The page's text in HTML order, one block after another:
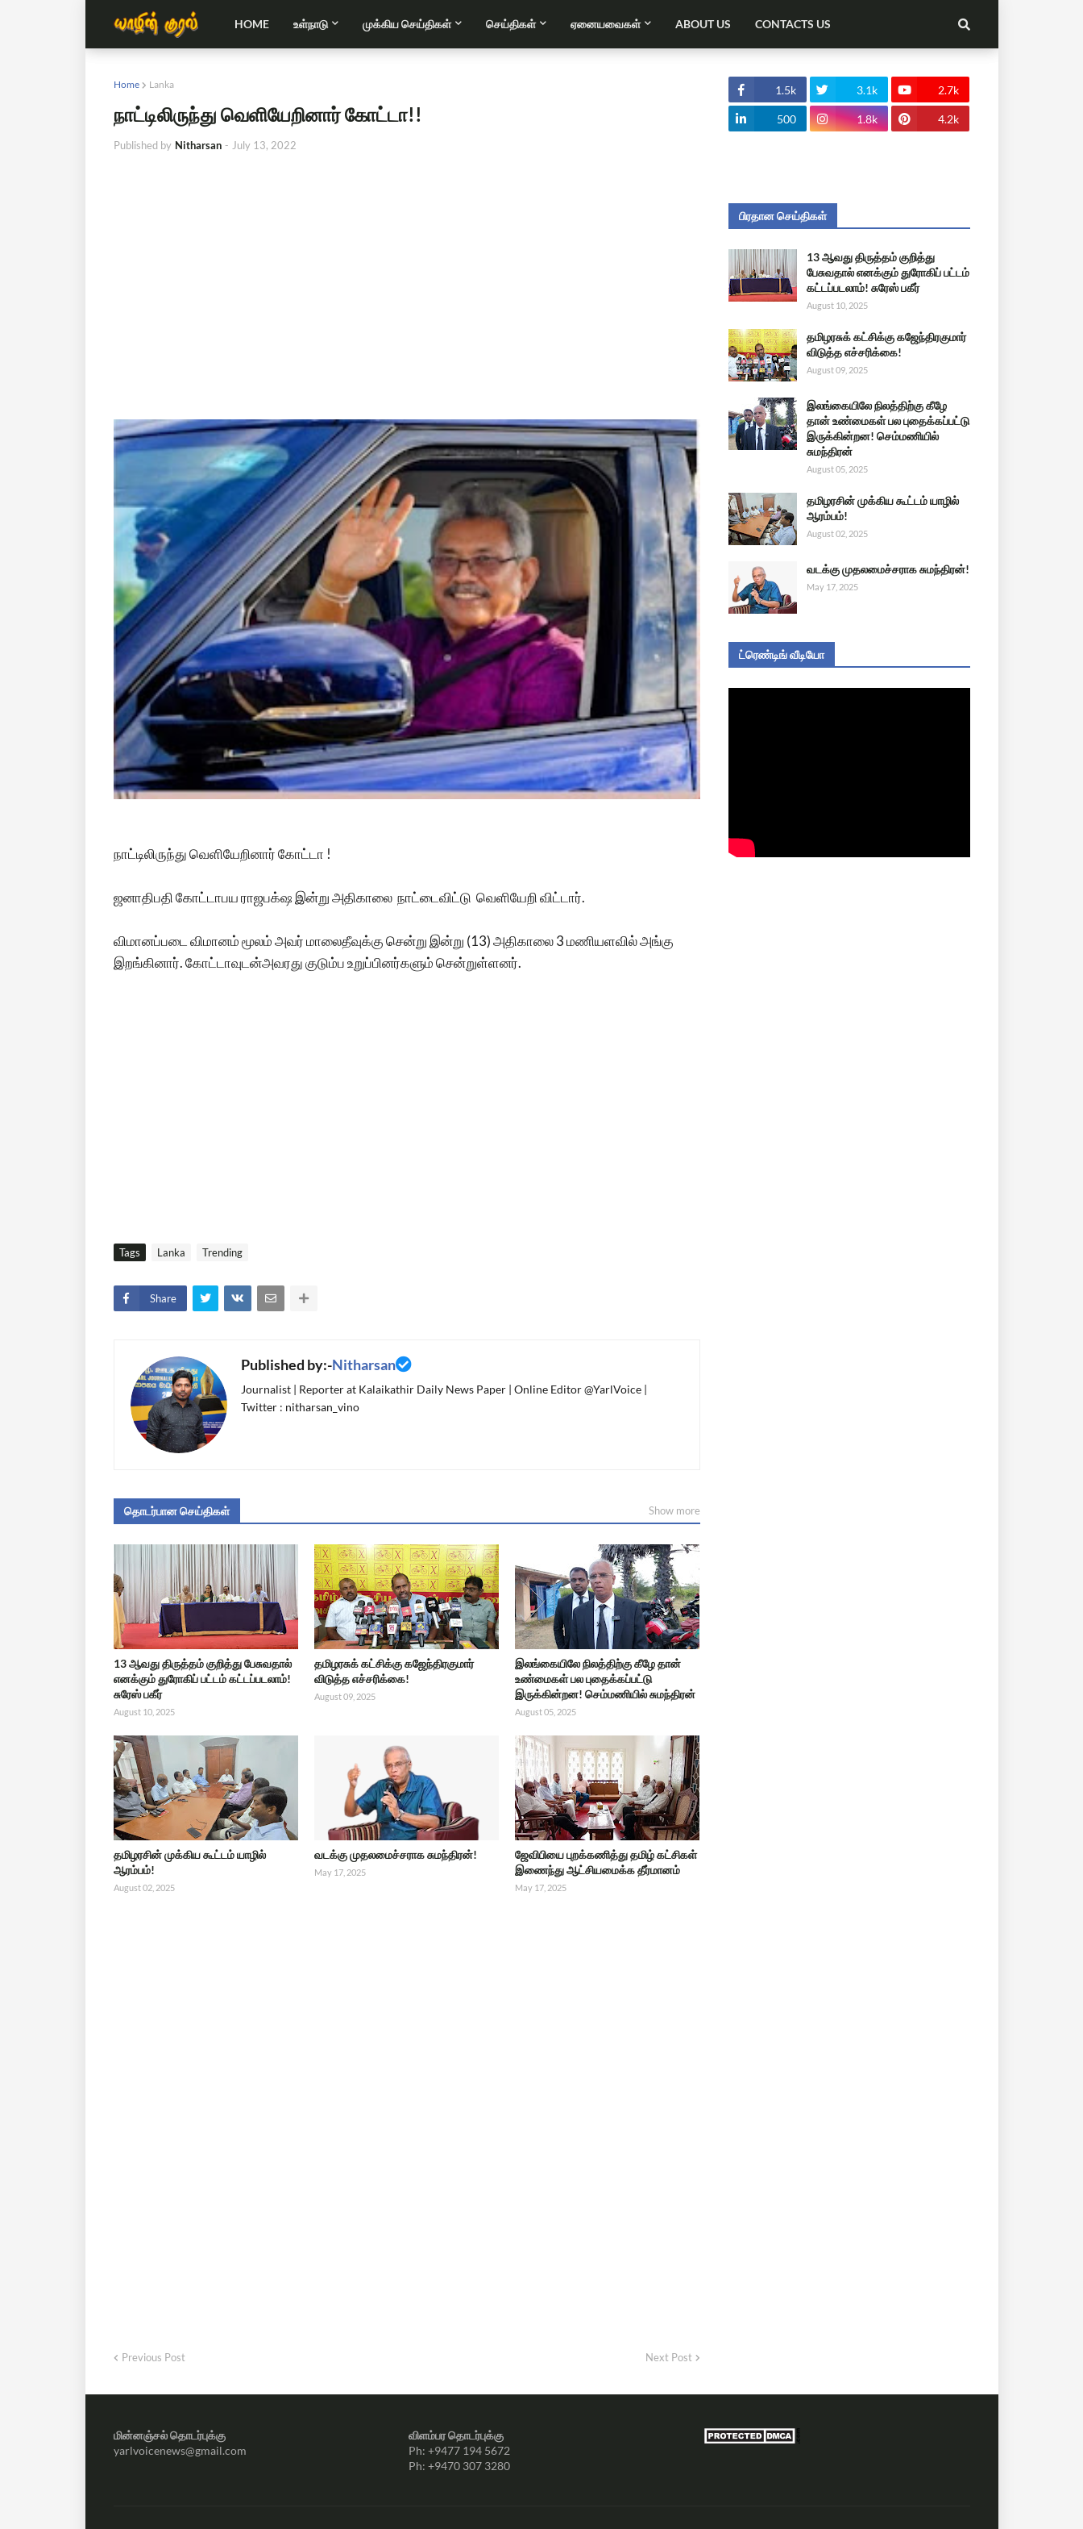
HOME உள்நாடு முக்கிய செய்திகள் செய்திகள் ஏனையவைகள் ABOUT US CONTACTS US
Home Lanka
நாட்டிலிருந்து வெளியேறினார் கோட்டா!!
Published by Nitharsan - July 13, 2022
நாட்டிலிருந்து வெளியேறினார் கோட்டா !
ஜனாதிபதி கோட்டாபய ராஜபக்‌ஷ இன்று அதிகாலை நாட்டைவிட்டு வெளியேறி விட்டார்.
விமானப்படை விமானம் மூலம் அவர் மாலைதீவுக்கு சென்று இன்று (13) அதிகாலை 3 மணியளவில் அங்கு
இறங்கினார். கோட்டாவுடன்அவரது குடும்ப உறுப்பினர்களும் சென்றுள்ளனர்.
Tags Lanka Trending
Share
Published by:-Nitharsan
Journalist | Reporter at Kalaikathir Daily News Paper | Online Editor @YarlVoice |
Twitter : nitharsan_vino
தொடர்பான செய்திகள் Show more
13 ஆவது திருத்தம் குறித்து பேசுவதால்
எனக்கும் துரோகிப் பட்டம் கட்டப்படலாம்!
சுரேஸ் பகீர்
August 10, 2025
தமிழரசுக் கட்சிக்கு கஜேந்திரகுமார்
விடுத்த எச்சரிக்கை!
August 09, 2025
இலங்கையிலே நிலத்திற்கு கீழே தான்
உண்மைகள் பல புதைக்கப்பட்டு
இருக்கின்றன! செம்மணியில் சுமந்திரன்
August 05, 2025
தமிழரசின் முக்கிய கூட்டம் யாழில்
ஆரம்பம்!
August 02, 2025
வடக்கு முதலமைச்சராக சுமந்திரன்!
May 17, 2025
ஜேவிபியை புறக்கணித்து தமிழ் கட்சிகள்
இணைந்து ஆட்சியமைக்க தீர்மானம்
May 17, 2025
Previous Post Next Post
1.5k 3.1k 2.7k
500 1.8k 4.2k
பிரதான செய்திகள்
13 ஆவது திருத்தம் குறித்து
பேசுவதால் எனக்கும் துரோகிப் பட்டம்
கட்டப்படலாம்! சுரேஸ் பகீர்
August 10, 2025
தமிழரசுக் கட்சிக்கு கஜேந்திரகுமார்
விடுத்த எச்சரிக்கை!
August 09, 2025
இலங்கையிலே நிலத்திற்கு கீழே
தான் உண்மைகள் பல புதைக்கப்பட்டு
இருக்கின்றன! செம்மணியில்
சுமந்திரன்
August 05, 2025
தமிழரசின் முக்கிய கூட்டம் யாழில்
ஆரம்பம்!
August 02, 2025
வடக்கு முதலமைச்சராக சுமந்திரன்!
May 17, 2025
ட்ரெண்டிங் வீடியோ
மின்னஞ்சல் தொடர்புக்கு
yarlvoicenews@gmail.com
விளம்பர தொடர்புக்கு
Ph: +9477 194 5672
Ph: +9470 307 3280